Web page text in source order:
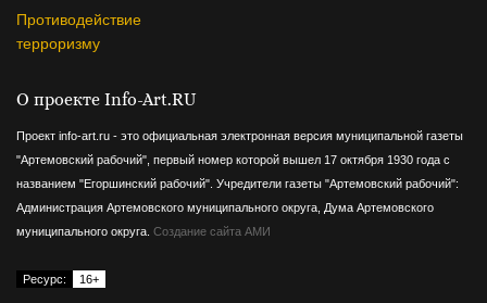
Противодействие
терроризму
О проекте Info-Art.RU
Проект info-art.ru - это официальная электронная версия муниципальной газеты
"Артемовский рабочий", первый номер которой вышел 17 октября 1930 года с
названием "Егоршинский рабочий". Учредители газеты "Артемовский рабочий":
Администрация Артемовского муниципального округа, Дума Артемовского
муниципального округа. Создание сайта АМИ
Ресурс: 16+